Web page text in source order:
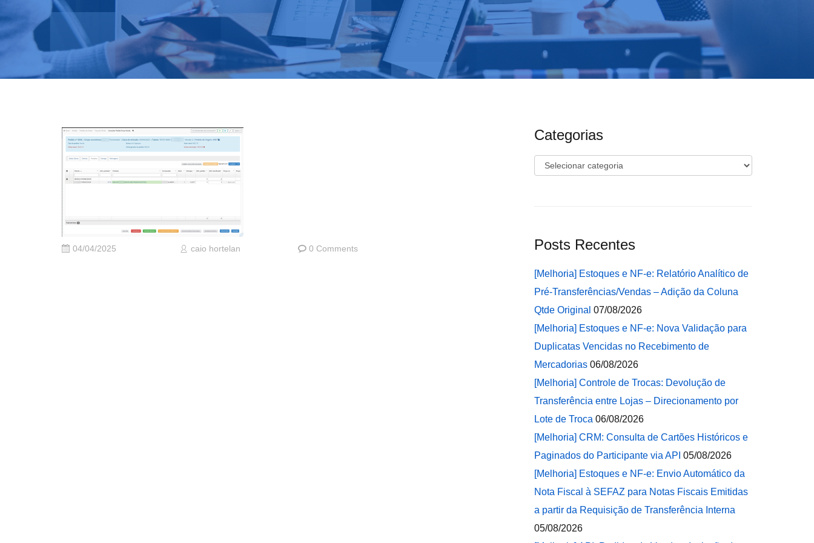
04/04/2025 caio hortelan 0 Comments
Categorias
Categorias
Posts Recentes
[Melhoria] Estoques e NF-e: Relatório Analítico de
Pré-Transferências/Vendas – Adição da Coluna
Qtde Original 07/08/2026
[Melhoria] Estoques e NF-e: Nova Validação para
Duplicatas Vencidas no Recebimento de
Mercadorias 06/08/2026
[Melhoria] Controle de Trocas: Devolução de
Transferência entre Lojas – Direcionamento por
Lote de Troca 06/08/2026
[Melhoria] CRM: Consulta de Cartões Históricos e
Paginados do Participante via API 05/08/2026
[Melhoria] Estoques e NF-e: Envio Automático da
Nota Fiscal à SEFAZ para Notas Fiscais Emitidas
a partir da Requisição de Transferência Interna
05/08/2026